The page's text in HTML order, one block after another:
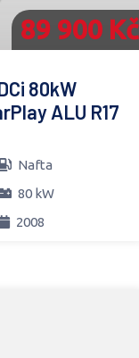
89 900 Kč
80kW
ALU R17
Nafta
80 kW
2008